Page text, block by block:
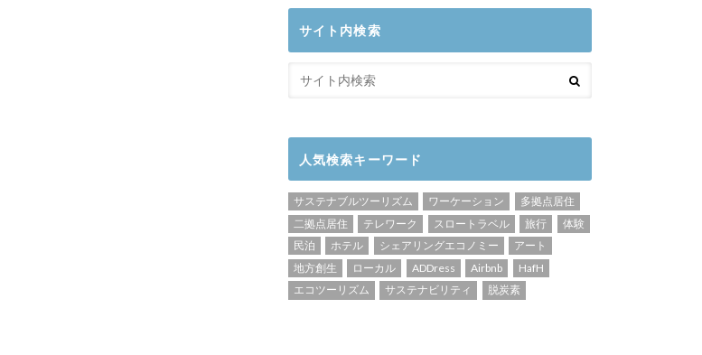
サイト内検索
人気検索キーワード
サステナブルツーリズム ワーケーション
多拠点居住
二拠点居住
テレワーク スロートラベル 旅行
体験
民泊
ホテル シェアリングエコノミー
アート
地方創生
ローカル ADDress Airbnb
HafH
エコツーリズム
サステナビリティ 脱炭素